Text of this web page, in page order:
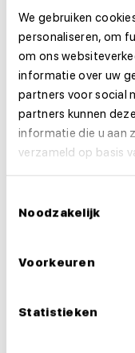
We gebruiken
personaliseren, om
om ons
informatie over uw
partners voor social
partners kunnen
informatie die u aan
verzameld op basis
Noodzakelijk
Voorkeuren
Statistieken
Organisatie
Functie-eisen
Sollicitatie
Is deze vacature
Solliciteer dan
Solliciteer binnen
Deel deze vacature: